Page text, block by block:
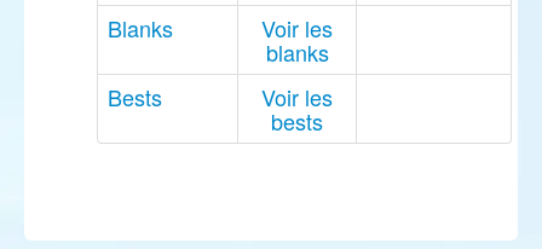
Blanks Voir les
blanks
Bests
Voir les
bests